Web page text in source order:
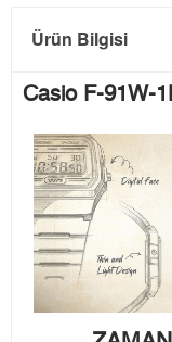
Ürün Bilgisi
Casio F-91W-